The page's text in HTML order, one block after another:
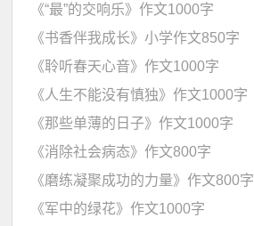
《“最”的交响乐》作文1000字
《书香伴我成长》小学作文850字
《聆听春天心音》作文1000字
《人生不能没有慎独》作文1000字
《那些单薄的日子》作文1000字
《消除社会病态》作文800字
《磨练凝聚成功的力量》作文800字
《军中的绿花》作文1000字